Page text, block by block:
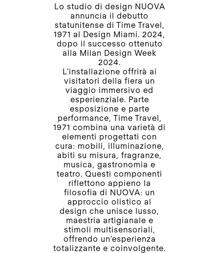
Lo studio di design NUOVA
annuncia il debutto
statunitense di Time Travel,
1971 al Design Miami. 2024,
dopo il successo ottenuto
alla Milan Design Week
2024.
L’installazione offrirà ai
visitatori della fiera un
viaggio immersivo ed
esperienziale. Parte
esposizione e parte
performance, Time Travel,
1971 combina una varietà di
elementi progettati con
cura: mobili, illuminazione,
abiti su misura, fragranze,
musica, gastronomia e
teatro. Questi componenti
riflettono appieno la
filosofia di NUOVA: un
approccio olistico al
design che unisce lusso,
maestria artigianale e
stimoli multisensoriali,
offrendo un’esperienza
totalizzante e coinvolgente.